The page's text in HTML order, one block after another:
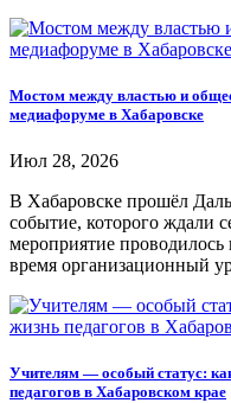
Мостом между властью и
медиафоруме в Хабаровске
Июл 28, 2026
В Хабаровске прошёл
событие, которого ждали
мероприятие проводилось
время организационный
Учителям — особый статус:
педагогов в Хабаровском крае